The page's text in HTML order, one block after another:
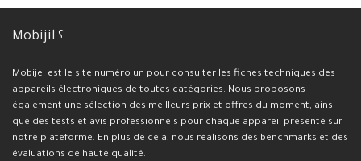
Mobijil ؟
Mobijel est le site numéro un pour consulter les fiches techniques des
appareils électroniques de toutes catégories. Nous proposons
également une sélection des meilleurs prix et offres du moment, ainsi
que des tests et avis professionnels pour chaque appareil présenté sur
notre plateforme. En plus de cela, nous réalisons des benchmarks et des
évaluations de haute qualité.